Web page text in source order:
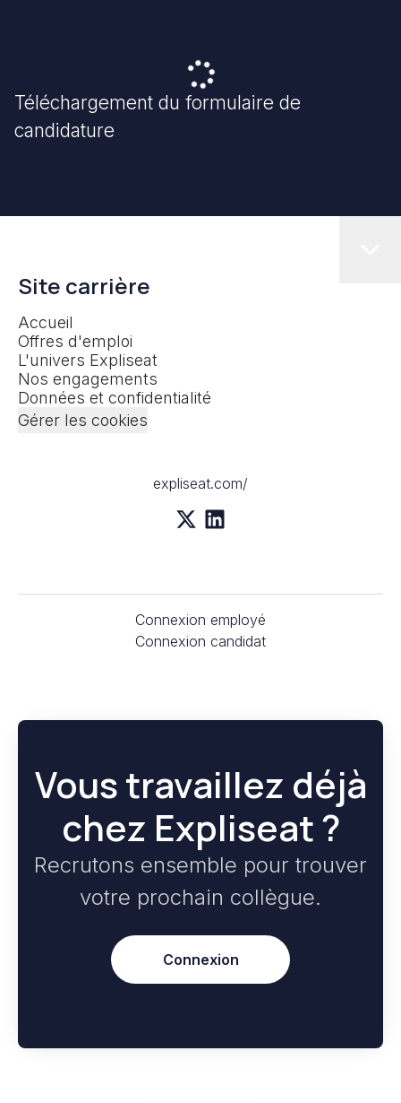
Téléchargement du formulaire de
candidature
Site carrière
Accueil
Offres d'emploi
L'univers Expliseat
Nos engagements
Données et confidentialité
Gérer les cookies
expliseat.com/
Connexion employé
Connexion candidat
Vous travaillez déjà
chez Expliseat ?
Recrutons ensemble pour trouver
votre prochain collègue.
Connexion